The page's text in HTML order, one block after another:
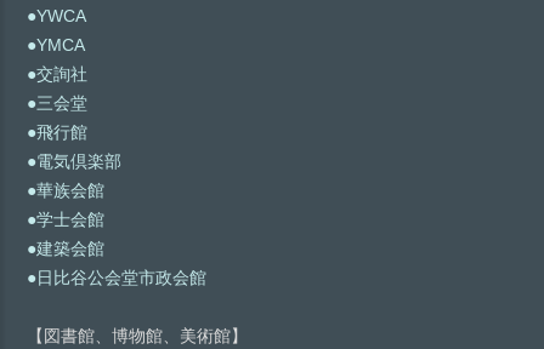
●YWCA
●YMCA
●交詢社
●三会堂
●飛行館
●電気倶楽部
●華族会館
●学士会館
●建築会館
●日比谷公会堂市政会館
【図書館、博物館、美術館】